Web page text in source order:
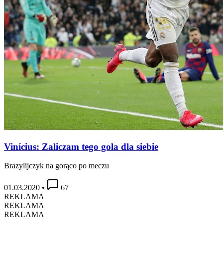
Vinícius: Zaliczam tego gola dla siebie
Brazylijczyk na gorąco po meczu
01.03.2020 •
67
REKLAMA
REKLAMA
REKLAMA